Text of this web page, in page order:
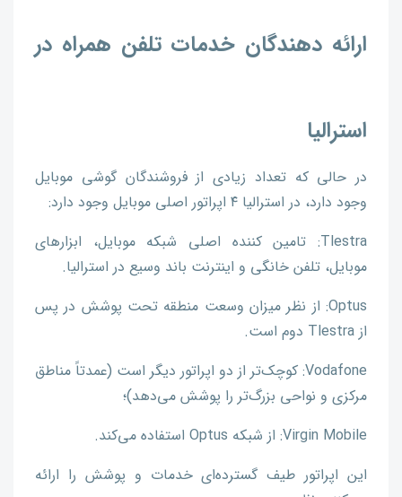
ارائه دهندگان خدمات تلفن همراه در
استرالیا
در حالی که تعداد زیادی از فروشندگان گوشی موبایل
وجود دارد، در استرالیا ۴ اپراتور اصلی موبایل وجود دارد:
Tlestra: تامین کننده اصلی شبکه موبایل، ابزارهای
موبایل، تلفن خانگی و اینترنت باند وسیع در استرالیا.
Optus: از نظر میزان وسعت منطقه تحت پوشش در پس
از Tlestra دوم است.
Vodafone: کوچک‌تر از دو اپراتور دیگر است (عمدتاً مناطق
مرکزی و نواحی بزرگ‌تر را پوشش می‌دهد)؛
Virgin Mobile: از شبکه Optus استفاده می‌کند.
این اپراتور طیف گسترده‌ای خدمات و پوشش را ارائه